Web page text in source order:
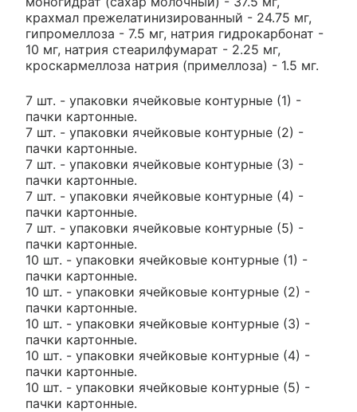
крахмал прежелатинизированный - 24.75 мг,
гипромеллоза - 7.5 мг, натрия гидрокарбонат -
10 мг, натрия стеарилфумарат - 2.25 мг,
кроскармеллоза натрия (примеллоза) - 1.5 мг.
7 шт. - упаковки ячейковые контурные (1) -
пачки картонные.
7 шт. - упаковки ячейковые контурные (2) -
пачки картонные.
7 шт. - упаковки ячейковые контурные (3) -
пачки картонные.
7 шт. - упаковки ячейковые контурные (4) -
пачки картонные.
7 шт. - упаковки ячейковые контурные (5) -
пачки картонные.
10 шт. - упаковки ячейковые контурные (1) -
пачки картонные.
10 шт. - упаковки ячейковые контурные (2) -
пачки картонные.
10 шт. - упаковки ячейковые контурные (3) -
пачки картонные.
10 шт. - упаковки ячейковые контурные (4) -
пачки картонные.
10 шт. - упаковки ячейковые контурные (5) -
пачки картонные.